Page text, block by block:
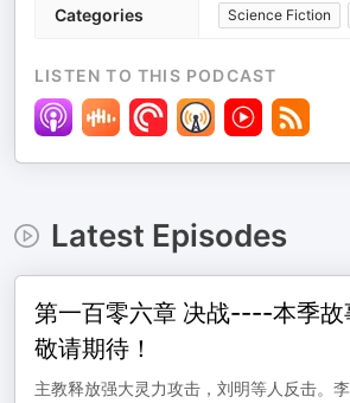
Categories Science Fiction
LISTEN TO THIS PODCAST
Latest Episodes
第一百零六章 决战----本季故
敬请期待！
主教释放强大灵力攻击，刘明等人反击。